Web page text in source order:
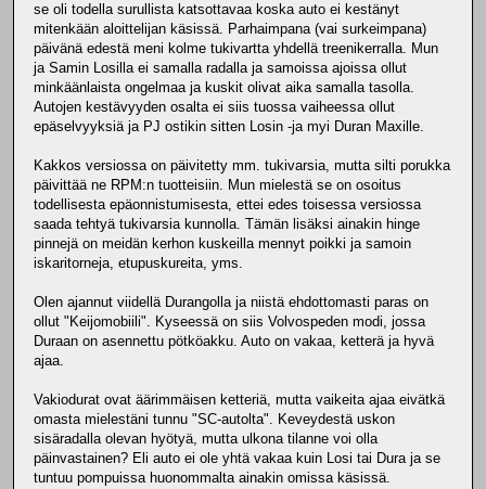
se oli todella surullista katsottavaa koska auto ei kestänyt
mitenkään aloittelijan käsissä. Parhaimpana (vai surkeimpana)
päivänä edestä meni kolme tukivartta yhdellä treenikerralla. Mun
ja Samin Losilla ei samalla radalla ja samoissa ajoissa ollut
minkäänlaista ongelmaa ja kuskit olivat aika samalla tasolla.
Autojen kestävyyden osalta ei siis tuossa vaiheessa ollut
epäselvyyksiä ja PJ ostikin sitten Losin -ja myi Duran Maxille.
Kakkos versiossa on päivitetty mm. tukivarsia, mutta silti porukka
päivittää ne RPM:n tuotteisiin. Mun mielestä se on osoitus
todellisesta epäonnistumisesta, ettei edes toisessa versiossa
saada tehtyä tukivarsia kunnolla. Tämän lisäksi ainakin hinge
pinnejä on meidän kerhon kuskeilla mennyt poikki ja samoin
iskaritorneja, etupuskureita, yms.
Olen ajannut viidellä Durangolla ja niistä ehdottomasti paras on
ollut "Keijomobiili". Kyseessä on siis Volvospeden modi, jossa
Duraan on asennettu pötköakku. Auto on vakaa, ketterä ja hyvä
ajaa.
Vakiodurat ovat äärimmäisen ketteriä, mutta vaikeita ajaa eivätkä
omasta mielestäni tunnu "SC-autolta". Keveydestä uskon
sisäradalla olevan hyötyä, mutta ulkona tilanne voi olla
päinvastainen? Eli auto ei ole yhtä vakaa kuin Losi tai Dura ja se
tuntuu pompuissa huonommalta ainakin omissa käsissä.